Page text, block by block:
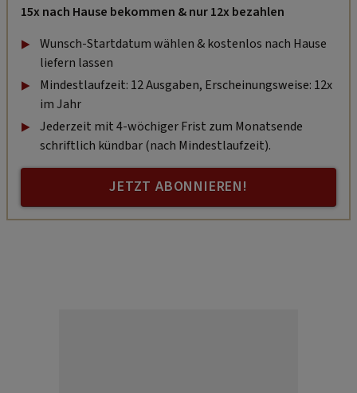
15x nach Hause bekommen & nur 12x bezahlen
Wunsch-Startdatum wählen & kostenlos nach Hause
liefern lassen
Mindestlaufzeit: 12 Ausgaben, Erscheinungsweise: 12x
im Jahr
Jederzeit mit 4-wöchiger Frist zum Monatsende
schriftlich kündbar (nach Mindestlaufzeit).
JETZT ABONNIEREN!